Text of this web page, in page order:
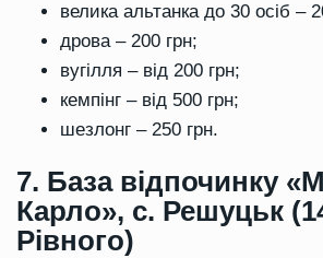
велика альтанка до 30 осіб –
дрова – 200 грн;
вугілля – від 200 грн;
кемпінг – від 500 грн;
шезлонг – 250 грн.
7. База відпочинку
Карло», с. Решуцьк
Рівного)